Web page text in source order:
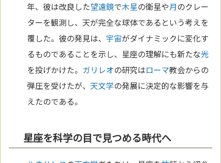
年、彼は改良した望遠鏡で木星の衛星や月のクレー
ターを観測し、天が完全な球体であるという考えを
覆した。彼の発見は、 宇宙がダイナミックに変化す
るものであることを示し、星座の理解にも新たな光
を投げかけた。 ガリレオの研究はローマ教会からの
弾圧を受けたが、天文学の発展に決定的な影響を与
えたのである。
星座を科学の目で見つめる時代へ